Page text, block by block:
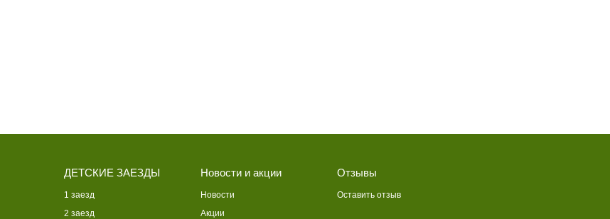
ДЕТСКИЕ ЗАЕЗДЫ
1 заезд
2 заезд
Новости и акции
Новости
Акции
Отзывы
Оставить отзыв